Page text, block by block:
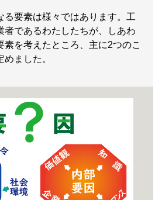
る要素は様々ではあります。工
者であるわたしたちが、しあわ
素を考えたところ、主に2つのこ
ました。